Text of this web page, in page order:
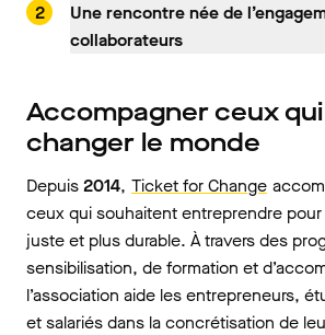
Une rencontre née de
collaborateurs
Accompagner ceux
changer le monde
Depuis2014, Ticket for Change
ceux qui souhaitent entreprendre
juste et plus durable. À travers des
sensibilisation, de formation et
l’association aide les entrepreneurs,
et salariés dans la concrétisation de